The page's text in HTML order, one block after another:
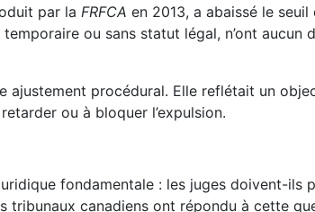
par la FRFCA en 2013, a abaissé le
ou sans statut légal, n’ont aucun
ajustement procédural. Elle reflétait un
ou à bloquer l’expulsion.
fondamentale : les juges doivent-ils
tribunaux canadiens ont répondu à cette